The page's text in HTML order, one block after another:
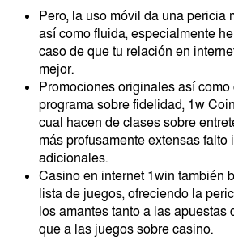
Pero, la uso móvil da una pericia
así­ como fluida, especialmente
caso de que tu relación en
mejor.
Promociones originales así­
programa sobre fidelidad, 1w
cual hacen de clases sobre
más profusamente extensas falto
adicionales.
Casino en internet 1win también
lista de juegos, ofreciendo la
los amantes tanto a las apuestas
que a las juegos sobre casino.